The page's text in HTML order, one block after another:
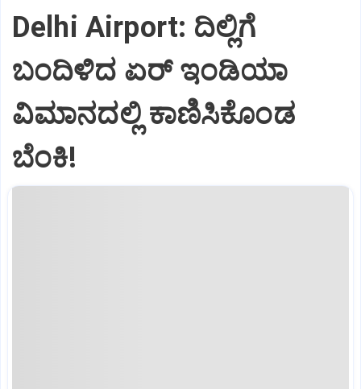
Delhi Airport: ದಿಲ್ಲಿಗೆ
ಬಂದಿಳಿದ ಏರ್‌ ಇಂಡಿಯಾ
ವಿಮಾನದಲ್ಲಿ ಕಾಣಿಸಿಕೊಂಡ
ಬೆಂಕಿ!